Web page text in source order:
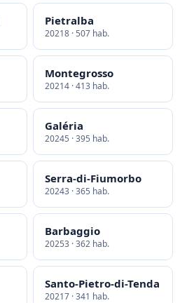
Pietralba
20218 · 507 hab.
Montegrosso
20214 · 413 hab.
Galéria
20245 · 395 hab.
Serra-di-Fiumorbo
20243 · 365 hab.
Barbaggio
20253 · 362 hab.
Santo-Pietro-di-Tenda
20217 · 341 hab.